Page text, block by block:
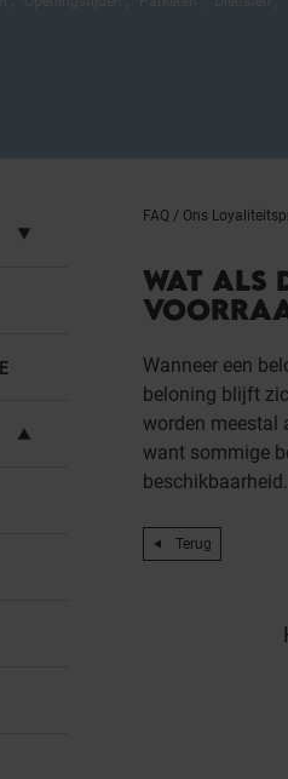
FAQ / Ons
WAT ALS
Wanneer een
beloning blijft
worden meestal
want sommige
beschikbaarheid.
Terug